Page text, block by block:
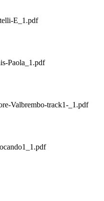
E_1.pdf
Paola_1.pdf
Valbrembo-track1-_1.pdf